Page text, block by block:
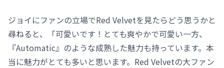
ジョイにファンの立場でRed Velvetを見たらどう思うかと
尋ねると、「可愛いです！とても爽やかで可愛い一方、
『Automatic』のような成熟した魅力も持っています。本
当に魅力がとても多いと思います。Red Velvetの大ファン